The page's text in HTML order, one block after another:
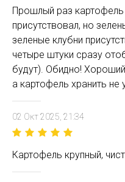
Прошлый раз
присутствовал, но
зеленые клубни
четыре штуки сразу
будут). Обидно!
а картофель хранить не
02 Окт 2025, 21:34
Картофель крупный,